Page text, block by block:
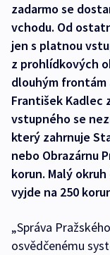
zadarmo se
vchodu. Od
jen s platnou
z prohlídkových
dlouhým frontám
František Kadlec
vstupného se
který zahrnuje
nebo Obrazárnu
korun. Malý
vyjde na 250
„Správa
osvědčenému